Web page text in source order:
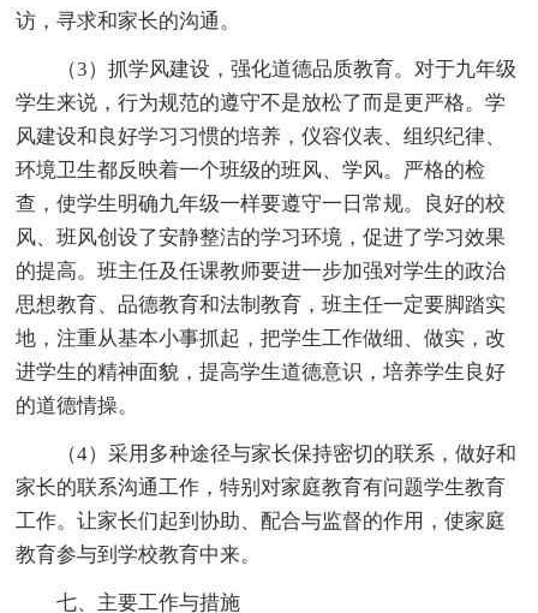
访，寻求和家长的沟通。
（3）抓学风建设，强化道德品质教育。对于九年级
学生来说，行为规范的遵守不是放松了而是更严格。学
风建设和良好学习习惯的培养，仪容仪表、组织纪律、
环境卫生都反映着一个班级的班风、学风。严格的检
查，使学生明确九年级一样要遵守一日常规。良好的校
风、班风创设了安静整洁的学习环境，促进了学习效果
的提高。班主任及任课教师要进一步加强对学生的政治
思想教育、品德教育和法制教育，班主任一定要脚踏实
地，注重从基本小事抓起，把学生工作做细、做实，改
进学生的精神面貌，提高学生道德意识，培养学生良好
的道德情操。
（4）采用多种途径与家长保持密切的联系，做好和
家长的联系沟通工作，特别对家庭教育有问题学生教育
工作。让家长们起到协助、配合与监督的作用，使家庭
教育参与到学校教育中来。
七、主要工作与措施